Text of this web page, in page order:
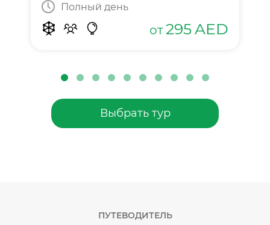
Полный день
от 295AED
Выбрать тур
ПУТЕВОДИТЕЛЬ